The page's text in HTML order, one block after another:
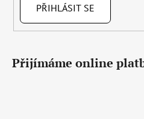
PŘIHLÁSIT SE
Přijímáme online